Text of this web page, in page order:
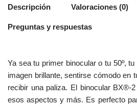
Descripción Valoraciones (0)
Preguntas y respuestas
Ya sea tu primer binocular o tu 50º,
imagen brillante, sentirse cómodo en
recibir una paliza. El binocular BX®-
esos aspectos y más. Es perfecto